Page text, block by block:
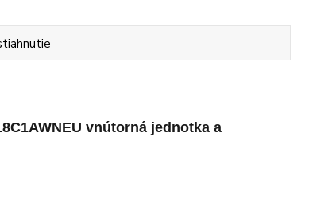
vnútorná jednotka a